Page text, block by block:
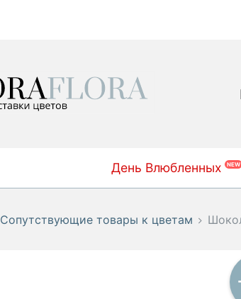
День Влюбленных NEW
Сопутствующие товары к цветам